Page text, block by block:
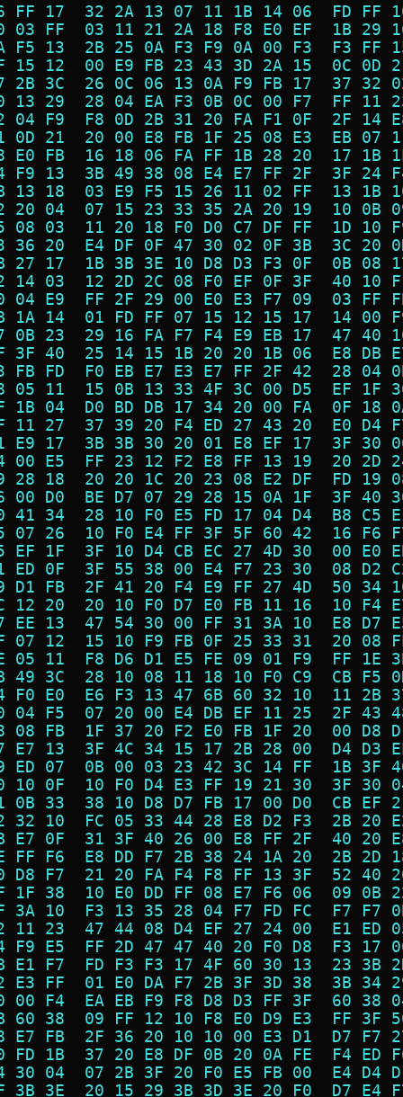
FF 17  32 2A 13 07 11 1B 14 06  FD
03 FF  03 11 21 2A 18 F8 E0 EF  1B
F5 13  2B 25 0A F3 F9 0A 00 F3  F3
15 12  00 E9 FB 23 43 3D 2A 15  0C
2B 3C  26 0C 06 13 0A F9 FB 17  37
13 29  28 04 EA F3 0B 0C 00 F7  FF
04 F9  F8 0D 2B 31 20 FA F1 0F  2F
0D 21  20 00 E8 FB 1F 25 08 E3  EB
E0 FB  16 18 06 FA FF 1B 28 20  17
F9 13  3B 49 38 08 E4 E7 FF 2F  3F
13 18  03 E9 F5 15 26 11 02 FF  13
20 04  07 15 23 33 35 2A 20 19  10
08 03  11 20 18 F0 D0 C7 DF FF  1D
36 20  E4 DF 0F 47 30 02 0F 3B  3C
27 17  1B 3B 3E 10 D8 D3 F3 0F  0B
14 03  12 2D 2C 08 F0 EF 0F 3F  40
04 E9  FF 2F 29 00 E0 E3 F7 09  03
1A 14  01 FD FF 07 15 12 15 17  14
0B 23  29 16 FA F7 F4 E9 EB 17  47
3F 40  25 14 15 1B 20 20 1B 06  E8
FB FD  F0 EB E7 E3 E7 FF 2F 42  28
05 11  15 0B 13 33 4F 3C 00 D5  EF
1B 04  D0 BD DB 17 34 20 00 FA  0F
11 27  37 39 20 F4 ED 27 43 20  E0
E9 17  3B 3B 30 20 01 E8 EF 17  3F
00 E5  FF 23 12 F2 E8 FF 13 19  20
28 18  20 20 1C 20 23 08 E2 DF  FD
00 D0  BE D7 07 29 28 15 0A 1F  3F
41 34  28 10 F0 E5 FD 17 04 D4  B8
07 26  10 F0 E4 FF 3F 5F 60 42  16
EF 1F  3F 10 D4 CB EC 27 4D 30  00
ED 0F  3F 55 38 00 E4 F7 23 30  08
D1 FB  2F 41 20 F4 E9 FF 27 4D  50
12 20  20 10 F0 D7 E0 FB 11 16  10
EE 13  47 54 30 00 FF 31 3A 10  E8
07 12  15 10 F9 FB 0F 25 33 31  20
05 11  F8 D6 D1 E5 FE 09 01 F9  FF
49 3C  28 10 08 11 18 10 F0 C9  CB
F0 E0  E6 F3 13 47 6B 60 32 10  11
04 F5  07 20 00 E4 DB EF 11 25  2F
08 FB  1F 37 20 F2 E0 FB 1F 20  00
E7 13  3F 4C 34 15 17 2B 28 00  D4
ED 07  0B 00 03 23 42 3C 14 FF  1B
10 0F  10 F0 D4 E3 FF 19 21 30  3F
0B 33  38 10 D8 D7 FB 17 00 D0  CB
32 10  FC 05 33 44 28 E8 D2 F3  2B
E7 0F  31 3F 40 26 00 E8 FF 2F  40
FF F6  E8 DD F7 2B 38 24 1A 20  2B
D8 F7  21 20 FA F4 F8 FF 13 3F  52
1F 38  10 E0 DD FF 08 E7 F6 06  09
3A 10  F3 13 35 28 04 F7 FD FC  F7
11 23  47 44 08 D4 EF 27 24 00  E1
F9 E5  FF 2D 47 47 40 20 F0 D8  F3
E1 F7  FD F3 F3 17 4F 60 30 13  23
E3 FF  01 E0 DA F7 2B 3F 3D 38  3B
00 F4  EA EB F9 F8 D8 D3 FF 3F  60
60 38  09 FF 12 10 F8 E0 D9 E3  FF
E7 FB  2F 36 20 10 10 00 E3 D1  D7
FD 1B  37 20 E8 DF 0B 20 0A FE  F4
30 04  07 2B 3F 20 F0 E5 FB 00  E4
3B 3E  20 15 29 3B 3D 3E 20 F0  D7